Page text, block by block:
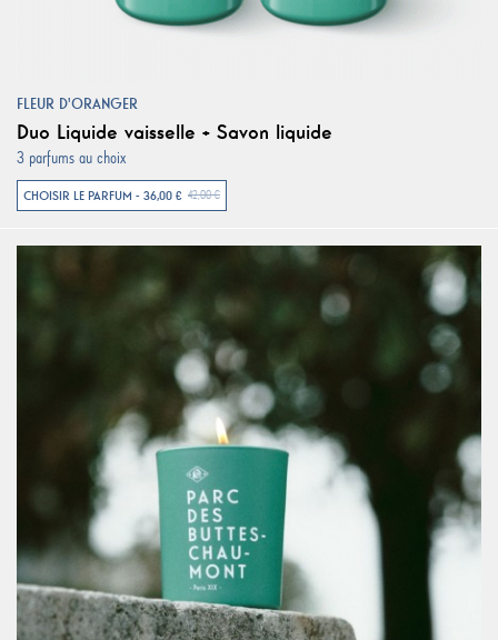
FLEUR D'ORANGER
Duo Liquide vaisselle + Savon liquide
3 parfums au choix
CHOISIR LE PARFUM - 36,00 € 42,00 €